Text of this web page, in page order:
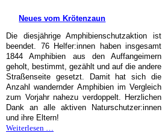
Neues vom Krötenzaun
Die diesjährige Amphibienschutzaktion ist
beendet. 76 Helfer:innen haben insgesamt
1844 Amphibien aus den Auffangeimern
geholt, bestimmt, gezählt und auf die andere
Straßenseite gesetzt. Damit hat sich die
Anzahl wandernder Amphibien im Vergleich
zum Vorjahr nahezu verdoppelt. Herzlichen
Dank an alle aktiven Naturschutzer:innen
und ihre Eltern!
Weiterlesen …